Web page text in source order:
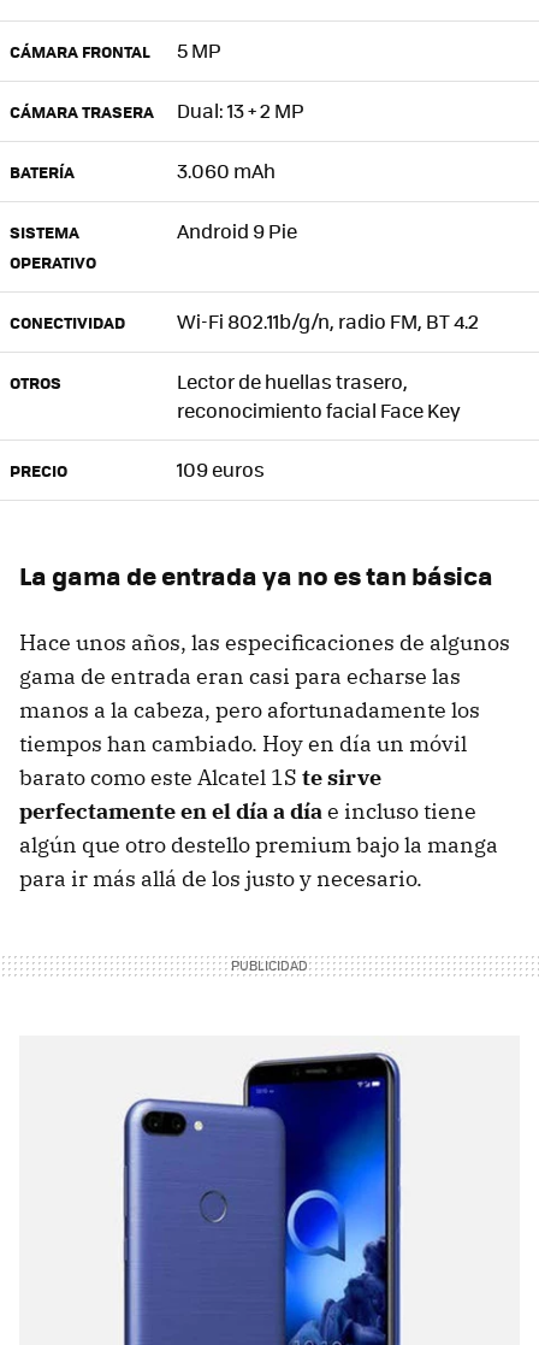
CÁMARA FRONTAL 5 MP
CÁMARA TRASERA Dual: 13 + 2 MP
BATERÍA 3.060 mAh
SISTEMA
OPERATIVO
Android 9 Pie
CONECTIVIDAD Wi-Fi 802.11b/g/n, radio FM, BT 4.2
OTROS
Lector de huellas trasero,
reconocimiento facial Face Key
PRECIO 109 euros
La gama de entrada ya no es tan básica
Hace unos años, las especificaciones de algunos
gama de entrada eran casi para echarse las
manos a la cabeza, pero afortunadamente los
tiempos han cambiado. Hoy en día un móvil
barato como este Alcatel 1S te sirve
perfectamente en el día a díae incluso tiene
algún que otro destello premium bajo la manga
para ir más allá de los justo y necesario.